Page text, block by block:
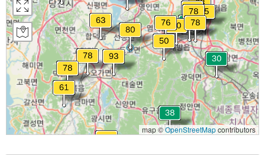
map ©OpenStreetMapcontributors